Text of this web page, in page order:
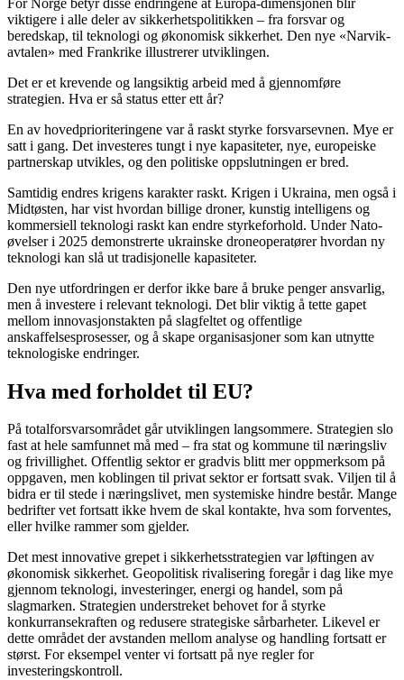
viktigere i alle deler av sikkerhetspolitikken – fra forsvar og
beredskap, til teknologi og økonomisk sikkerhet. Den nye «Narvik-
avtalen» med Frankrike illustrerer utviklingen.
Det er et krevende og langsiktig arbeid med å gjennomføre
strategien. Hva er så status etter ett år?
En av hovedprioriteringene var å raskt styrke forsvarsevnen. Mye er
satt i gang. Det investeres tungt i nye kapasiteter, nye, europeiske
partnerskap utvikles, og den politiske oppslutningen er bred.
Samtidig endres krigens karakter raskt. Krigen i Ukraina, men også i
Midtøsten, har vist hvordan billige droner, kunstig intelligens og
kommersiell teknologi raskt kan endre styrkeforhold. Under Nato-
øvelser i 2025 demonstrerte ukrainske droneoperatører hvordan ny
teknologi kan slå ut tradisjonelle kapasiteter.
Den nye utfordringen er derfor ikke bare å bruke penger ansvarlig,
men å investere i relevant teknologi. Det blir viktig å tette gapet
mellom innovasjonstakten på slagfeltet og offentlige
anskaffelsesprosesser, og å skape organisasjoner som kan utnytte
teknologiske endringer.
Hva med forholdet til EU?
På totalforsvarsområdet går utviklingen langsommere. Strategien slo
fast at hele samfunnet må med – fra stat og kommune til næringsliv
og frivillighet. Offentlig sektor er gradvis blitt mer oppmerksom på
oppgaven, men koblingen til privat sektor er fortsatt svak. Viljen til å
bidra er til stede i næringslivet, men systemiske hindre består. Mange
bedrifter vet fortsatt ikke hvem de skal kontakte, hva som forventes,
eller hvilke rammer som gjelder.
Det mest innovative grepet i sikkerhetsstrategien var løftingen av
økonomisk sikkerhet. Geopolitisk rivalisering foregår i dag like mye
gjennom teknologi, investeringer, energi og handel, som på
slagmarken. Strategien understreket behovet for å styrke
konkurransekraften og redusere strategiske sårbarheter. Likevel er
dette området der avstanden mellom analyse og handling fortsatt er
størst. For eksempel venter vi fortsatt på nye regler for
investeringskontroll.